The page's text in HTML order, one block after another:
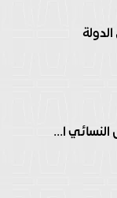
ا...